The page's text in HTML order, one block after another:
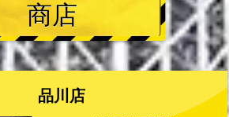
商店
品川店